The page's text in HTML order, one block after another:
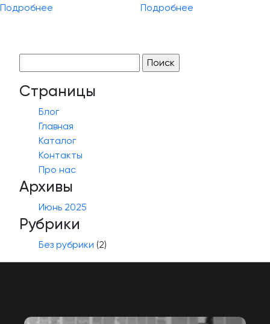
Подробнее Подробнее
Страницы
Блог
Главная
Каталог
Контакты
Про нас
Архивы
Июнь 2025
Рубрики
Без рубрики (2)